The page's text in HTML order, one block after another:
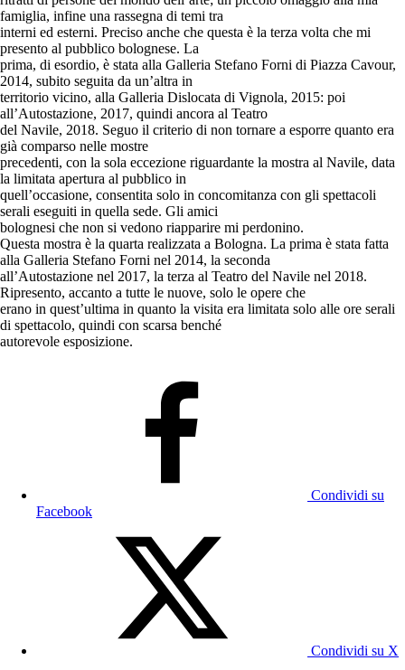
famiglia, infine una rassegna di temi tra
interni ed esterni. Preciso anche che questa è la terza volta che mi
presento al pubblico bolognese. La
prima, di esordio, è stata alla Galleria Stefano Forni di Piazza Cavour,
2014, subito seguita da un’altra in
territorio vicino, alla Galleria Dislocata di Vignola, 2015: poi
all’Autostazione, 2017, quindi ancora al Teatro
del Navile, 2018. Seguo il criterio di non tornare a esporre quanto era
già comparso nelle mostre
precedenti, con la sola eccezione riguardante la mostra al Navile, data
la limitata apertura al pubblico in
quell’occasione, consentita solo in concomitanza con gli spettacoli
serali eseguiti in quella sede. Gli amici
bolognesi che non si vedono riapparire mi perdonino.
Questa mostra è la quarta realizzata a Bologna. La prima è stata fatta
alla Galleria Stefano Forni nel 2014, la seconda
all’Autostazione nel 2017, la terza al Teatro del Navile nel 2018.
Ripresento, accanto a tutte le nuove, solo le opere che
erano in quest’ultima in quanto la visita era limitata solo alle ore serali
di spettacolo, quindi con scarsa benché
autorevole esposizione.
Condividi su
Facebook
Condividi su X